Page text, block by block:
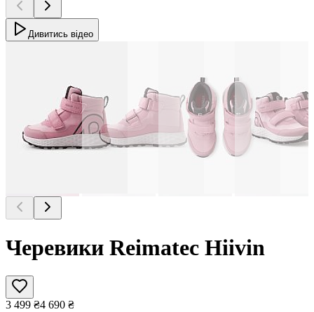
Дивитись відео
Черевики Reimatec Hiivin
3 499 ₴4 690 ₴